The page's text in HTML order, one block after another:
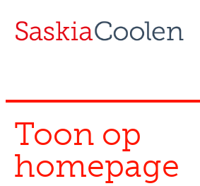
content
Toon op
homepage